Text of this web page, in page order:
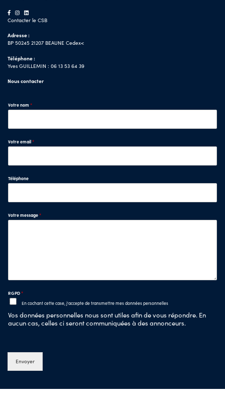
Contacter le CSB
Adresse :
BP 50245 21207 BEAUNE Cedex<
Téléphone :
Yves GUILLEMIN : 06 13 53 64 39
Nous contacter
Votre nom *
Votre email*
Téléphone
Votre message*
RGPD*
En cochant cette case, j'accepte de transmettre mes données personnelles
Vos données personnelles nous sont utiles afin de vous répondre. En
aucun cas, celles ci seront communiquées à des annonceurs.
Envoyer